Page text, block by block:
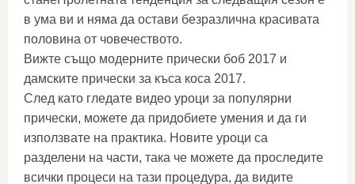
в ума ви и няма да остави безразлична красивата
половина от човечеството.
Вижте също модерните прически боб 2017 и
дамските прически за къса коса 2017.
След като гледате видео уроци за популярни
прически, можете да придобиете умения и да ги
използвате на практика. Новите уроци са
разделени на части, така че можете да проследите
всички процеси на тази процедура, да видите